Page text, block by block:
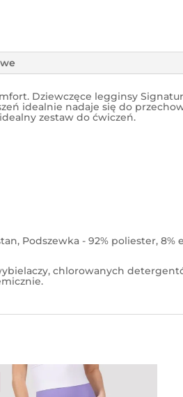
Dziewczęce legginsy
idealnie nadaje się do
zestaw do ćwiczeń.
Podszewka - 92% poliester, 8%
chlorowanych